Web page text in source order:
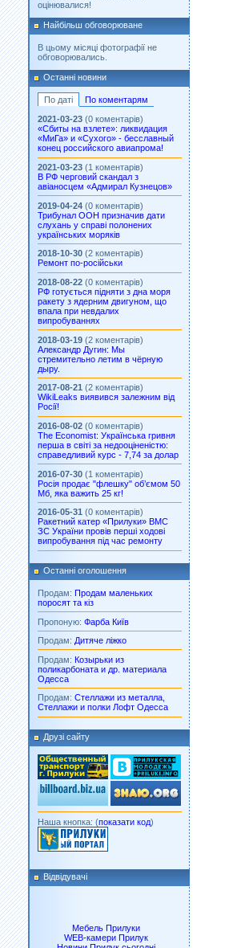
оцінювалися!
Найбільш обговорюване
В цьому місяці фотографії не
обговорювались.
Останні новини
По даті
По коментарям
2021-03-23 (0 коментарів)
«Сбиты на взлете»: ликвидация
«МиГа» и «Сухого» - бесславный
конец российского авиапрома!
2021-03-23 (1 коментарів)
В РФ черговий скандал з
авіаносцем «Адмирал Кузнецов»
2019-04-24 (0 коментарів)
Трибунал ООН призначив дати
слухань у справі полонених
українських моряків
2018-10-30 (2 коментарів)
Ремонт по-російськи
2018-08-22 (0 коментарів)
РФ готується підняти з дна моря
ракету з ядерним двигуном, що
впала при невдалих
випробуваннях
2018-03-19 (2 коментарів)
Александр Дугин: Мы
стремительно летим в чёрную
дыру.
2017-08-21 (2 коментарів)
WikiLeaks виявився залежним від
Росії!
2016-08-02 (0 коментарів)
The Economist: Українська гривня
перша в світі за недооціненістю:
справедливий курс - 7,74 за долар
2016-07-30 (1 коментарів)
Росія продає "флешку" об’ємом 50
Мб, яка важить 25 кг!
2016-05-31 (0 коментарів)
Ракетний катер «Прилуки» ВМС
ЗС України провів перші ходові
випробування під час ремонту
Останні оголошення
Продам: Продам маленьких
поросят та кіз
Пропоную: Фарба Київ
Продам: Дитяче ліжко
Продам: Козырьки из
поликарбоната и др. материала
Одесса
Продам: Стеллажи из металла,
Стеллажи и полки Лофт Одесса
Друзі сайту
Наша кнопка: (показати код)
Відвідувачі
Мебель Прилуки
WEB-камери Прилук